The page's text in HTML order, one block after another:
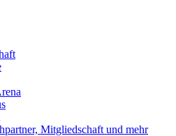
Mitgliedschaft und mehr